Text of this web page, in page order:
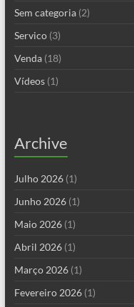
Sem categoria(2)
Servico(3)
Venda(18)
Vídeos(1)
Archive
Julho 2026(1)
Junho 2026(1)
Maio 2026(1)
Abril 2026(1)
Março 2026(1)
Fevereiro 2026(1)